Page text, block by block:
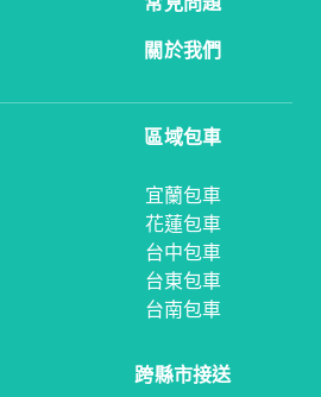
關於我們
區域包車
宜蘭包車
花蓮包車
台中包車
台東包車
台南包車
跨縣市接送